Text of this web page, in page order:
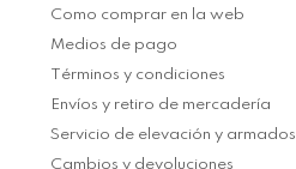
Como comprar en la web
Medios de pago
Términos y condiciones
Envíos y retiro de mercadería
Servicio de elevación y armados
Cambios y devoluciones